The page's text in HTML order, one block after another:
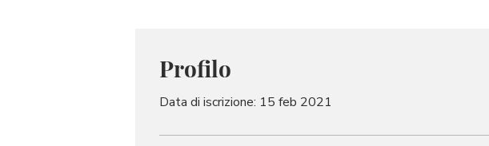
Profilo
Data di iscrizione: 15 feb 2021